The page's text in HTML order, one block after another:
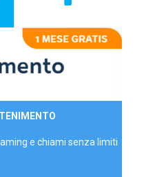
e chiami senza limiti